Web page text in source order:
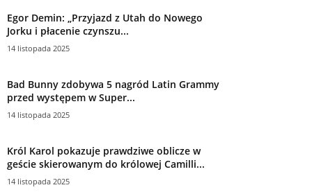
Egor Demin: „Przyjazd z Utah do Nowego
Jorku i płacenie czynszu...
14 listopada 2025
Bad Bunny zdobywa 5 nagród Latin Grammy
przed występem w Super...
14 listopada 2025
Król Karol pokazuje prawdziwe oblicze w
geście skierowanym do królowej Camilli...
14 listopada 2025